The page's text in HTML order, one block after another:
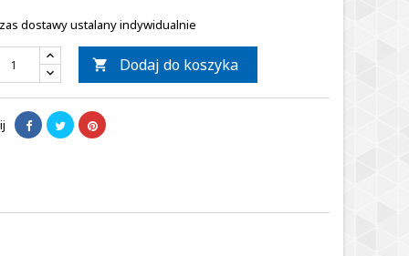
dostawy ustalany indywidualnie
 Dodaj do koszyka